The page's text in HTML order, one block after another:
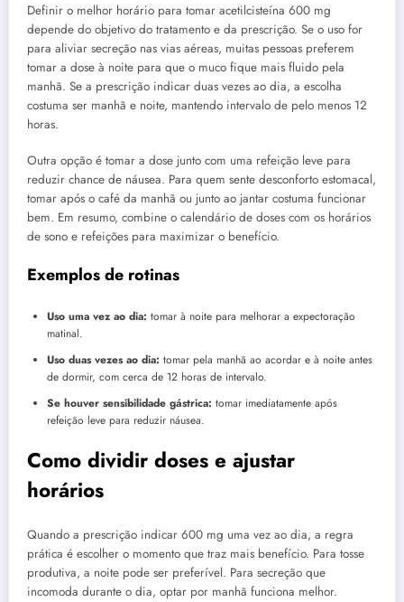
Definir o melhor horário para tomar acetilcisteína 600 mg
depende do objetivo do tratamento e da prescrição. Se o uso for
para aliviar secreção nas vias aéreas, muitas pessoas preferem
tomar a dose à noite para que o muco fique mais fluido pela
manhã. Se a prescrição indicar duas vezes ao dia, a escolha
costuma ser manhã e noite, mantendo intervalo de pelo menos 12
horas.
Outra opção é tomar a dose junto com uma refeição leve para
reduzir chance de náusea. Para quem sente desconforto estomacal,
tomar após o café da manhã ou junto ao jantar costuma funcionar
bem. Em resumo, combine o calendário de doses com os horários
de sono e refeições para maximizar o benefício.
Exemplos de rotinas
Uso uma vez ao dia: tomar à noite para melhorar a expectoração
matinal.
Uso duas vezes ao dia: tomar pela manhã ao acordar e à noite antes
de dormir, com cerca de 12 horas de intervalo.
Se houver sensibilidade gástrica: tomar imediatamente após
refeição leve para reduzir náusea.
Como dividir doses e ajustar
horários
Quando a prescrição indicar 600 mg uma vez ao dia, a regra
prática é escolher o momento que traz mais benefício. Para tosse
produtiva, a noite pode ser preferível. Para secreção que
incomoda durante o dia, optar por manhã funciona melhor.